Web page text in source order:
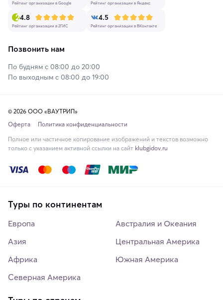
Рейтинг организации в Google Рейтинг организации в Яндекс
4.8
Рейтинг организации в 2ГИС
4.5
Рейтинг организации в ВКонтакте
Позвонить нам
По будням с 08:00 до 20:00
По выходным с 08:00 до 19:00
© 2026 ООО «ВАУТРИП»
Оферта
Политика конфиденциальности
Полное или частичное копирование изображений и текстов возможно
только с указанием активной ссылки на сайт klubgidov.ru
Туры по континентам
Европа
Азия
Африка
Северная Америка
Австралия и Океания
Центральная Америка
Южная Америка